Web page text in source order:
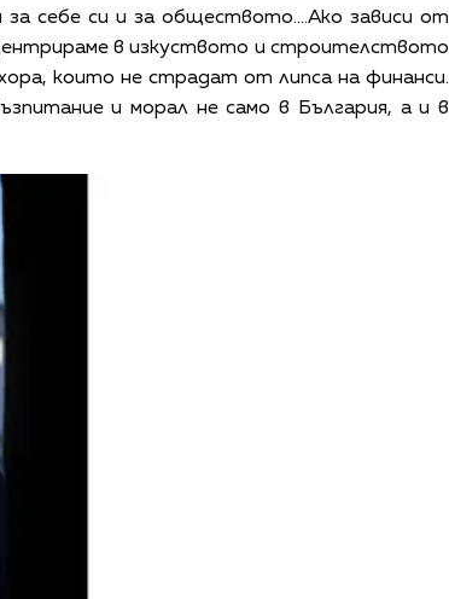
себе си и за обществото....Ако зависи от
в изкуството и строителството
които не страдат от липса на финанси.
и морал не само в България, а и в